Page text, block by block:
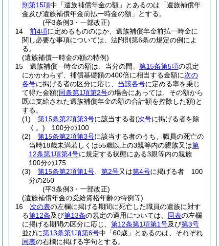
則第15項中「遺族補償年金の額」とあるのは「遺族補償年
金及び遺族補償年金前払一時金の額」とする。
(平3条例3・一部改正)
14
前4項に定めるもののほか、遺族補償年金前払一時金に
関し必要な事項については、法附則第6条の規定の例によ
る。
(遺族補償一時金の額の特例)
15
遺族補償一時金の額は、当分の間、 第15条第5項の規定
にかかわらず、補償基礎額の400倍に相当する金額に次の
各号に掲げる者の区分に応じ、 当該各号に定める率を乗じ
て得た金額(同条第1項第2号の場合にあっては、その額から
既に支給された遺族補償年金の額の合計額を控除した額)と
する。
(1)
第15条第2項第3号に該当する者(次号に掲げる者を除
く。) 100分の100
(2)
第15条第2項第3号に該当する者のうち、職員の死亡の
当時18歳未満若しくは55歳以上の3親等内の親族又は第
12条第1項第4号に規定する状態にある3親等内の親族
100分の175
(3)
第15条第2項第1号 第2号又は第4号に掲げる者 100
分の250
(平3条例3・一部改正)
(遺族補償年金の受給資格年齢の特例等)
16
次の表の左欄に掲げる期間に死亡した職員の遺族に対す
る第12条及び第13条の規定の適用については、 同表の左欄
に掲げる期間の区分に応じ、 第12条第1項第1号及び第3号
並びに第13条第1項第6号中「60歳」とあるのは、それぞれ
同表の右欄に掲げる字句とする。